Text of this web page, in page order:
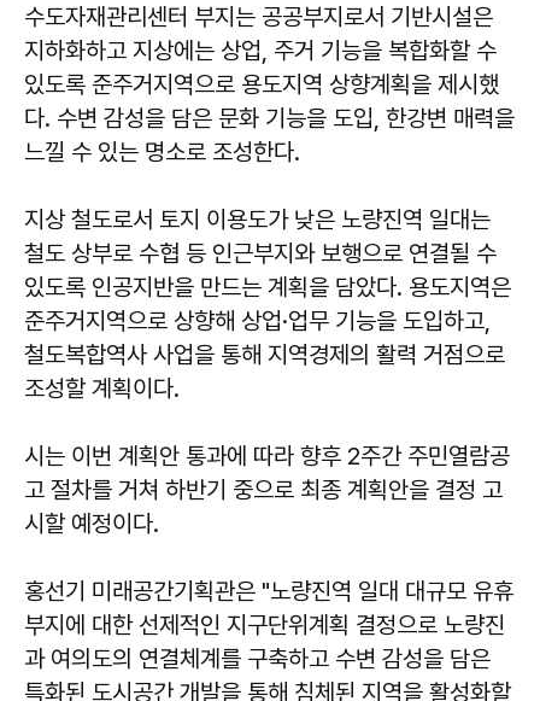
수도자재관리센터 부지는 공공부지로서 기반시설은
지하화하고 지상에는 상업, 주거 기능을 복합화할 수
있도록 준주거지역으로 용도지역 상향계획을 제시했
다. 수변 감성을 담은 문화 기능을 도입, 한강변 매력을
느낄 수 있는 명소로 조성한다.
지상 철도로서 토지 이용도가 낮은 노량진역 일대는
철도 상부로 수협 등 인근부지와 보행으로 연결될 수
있도록 인공지반을 만드는 계획을 담았다. 용도지역은
준주거지역으로 상향해 상업·업무 기능을 도입하고,
철도복합역사 사업을 통해 지역경제의 활력 거점으로
조성할 계획이다.
시는 이번 계획안 통과에 따라 향후 2주간 주민열람공
고 절차를 거쳐 하반기 중으로 최종 계획안을 결정 고
시할 예정이다.
홍선기 미래공간기획관은 "노량진역 일대 대규모 유휴
부지에 대한 선제적인 지구단위계획 결정으로 노량진
과 여의도의 연결체계를 구축하고 수변 감성을 담은
특화된 도시공간 개발을 통해 침체된 지역을 활성화할